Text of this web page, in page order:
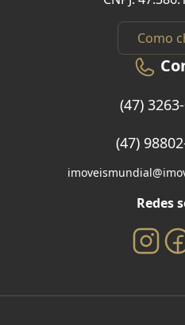
Como
(47)
(47)
Redes